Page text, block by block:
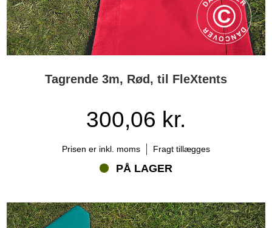
Tagrende 3m, Rød, til FleXtents
300,06 kr.
Prisen er inkl. moms Fragt tillægges
PÅ LAGER